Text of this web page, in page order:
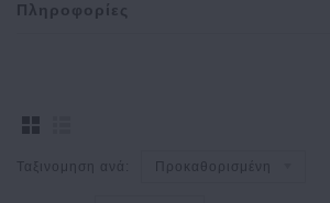
Πληροφορίες
Ταξινομηση ανά: Προκαθορισμένη